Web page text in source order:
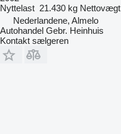
Nyttelast 21.430 kg Nettovægt
Nederlandene, Almelo
Autohandel Gebr. Heinhuis
Kontakt sælgeren